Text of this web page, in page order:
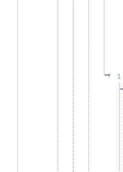
1